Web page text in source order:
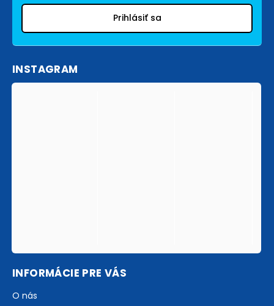
Prihlásiť sa
INSTAGRAM
INFORMÁCIE PRE VÁS
O nás